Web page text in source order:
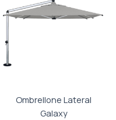
Ombrellone Lateral
Galaxy